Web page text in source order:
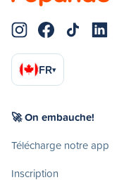
FR▾
🚀 On embauche!
Télécharge notre app
Inscription